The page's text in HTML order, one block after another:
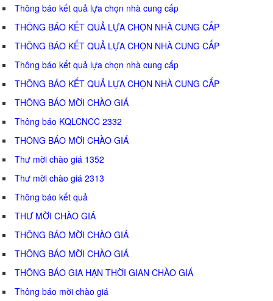
Thông báo kết quả lựa chọn nhà cung cấp
THÔNG BÁO KẾT QUẢ LỰA CHỌN NHÀ CUNG CẤP
THÔNG BÁO KẾT QUẢ LỰA CHỌN NHÀ CUNG CẤP
Thông báo kết quả lựa chọn nhà cung cấp
THÔNG BÁO KẾT QUẢ LỰA CHỌN NHÀ CUNG CẤP
THÔNG BÁO MỜI CHÀO GIÁ
Thông báo KQLCNCC 2332
THÔNG BÁO MỜI CHÀO GIÁ
Thư mời chào giá 1352
Thư mời chào giá 2313
Thông báo kết quả
THƯ MỜI CHÀO GIÁ
THÔNG BÁO MỜI CHÀO GIÁ
THÔNG BÁO MỜI CHÀO GIÁ
THÔNG BÁO GIA HẠN THỜI GIAN CHÀO GIÁ
Thông báo mời chào giá